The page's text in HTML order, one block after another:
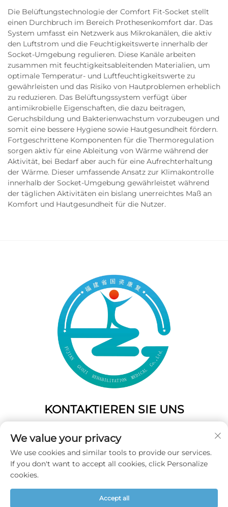
Die Belüftungstechnologie der Comfort Fit-Socket stellt
einen Durchbruch im Bereich Prothesenkomfort dar. Das
System umfasst ein Netzwerk aus Mikrokanälen, die aktiv
den Luftstrom und die Feuchtigkeitswerte innerhalb der
Socket-Umgebung regulieren. Diese Kanäle arbeiten
zusammen mit feuchtigkeitsableitenden Materialien, um
optimale Temperatur- und Luftfeuchtigkeitswerte zu
gewährleisten und das Risiko von Hautproblemen erheblich
zu reduzieren. Das Belüftungssystem verfügt über
antimikrobielle Eigenschaften, die dazu beitragen,
Geruchsbildung und Bakterienwachstum vorzubeugen und
somit eine bessere Hygiene sowie Hautgesundheit fördern.
Fortgeschrittene Komponenten für die Thermoregulation
sorgen aktiv für eine Ableitung von Wärme während der
Aktivität, bei Bedarf aber auch für eine Aufrechterhaltung
der Wärme. Dieser umfassende Ansatz zur Klimakontrolle
innerhalb der Socket-Umgebung gewährleistet während
der täglichen Aktivitäten ein bislang unerreichtes Maß an
Komfort und Hautgesundheit für die Nutzer.
KONTAKTIEREN SIE UNS
China
Tel.:+86-19859128239
E-Mail:
We value your privacy
We use cookies and similar tools to provide our services.
If you don't want to accept all cookies, click Personalize
cookies.
Accept all